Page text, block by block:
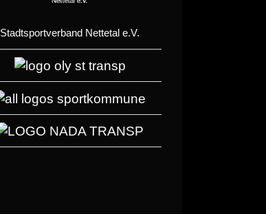
Stadtsportverband Nettetal e.V.